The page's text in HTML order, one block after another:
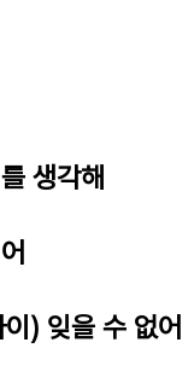
생각해
) 잊을 수 없어